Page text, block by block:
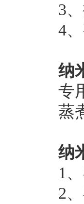
3
4
纳
专
蒸
纳
1
2